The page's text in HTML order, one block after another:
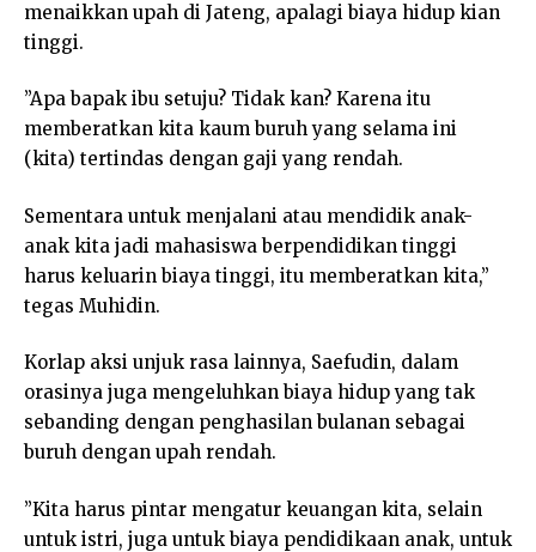
menaikkan upah di Jateng, apalagi biaya hidup kian
tinggi.
”Apa bapak ibu setuju? Tidak kan? Karena itu
memberatkan kita kaum buruh yang selama ini
(kita) tertindas dengan gaji yang rendah.
Sementara untuk menjalani atau mendidik anak-
anak kita jadi mahasiswa berpendidikan tinggi
harus keluarin biaya tinggi, itu memberatkan kita,”
tegas Muhidin.
Korlap aksi unjuk rasa lainnya, Saefudin, dalam
orasinya juga mengeluhkan biaya hidup yang tak
sebanding dengan penghasilan bulanan sebagai
buruh dengan upah rendah.
”Kita harus pintar mengatur keuangan kita, selain
untuk istri, juga untuk biaya pendidikaan anak, untuk